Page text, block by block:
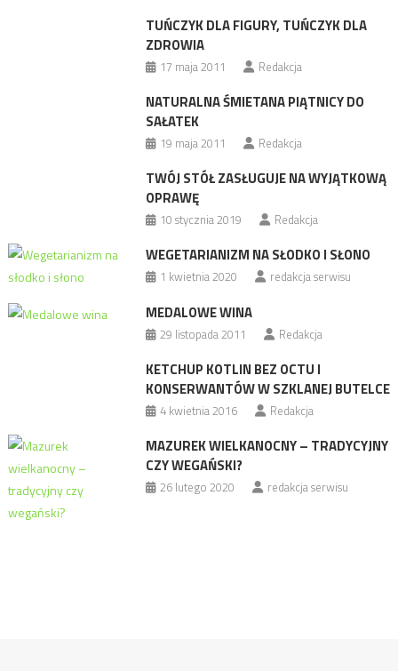
TUŃCZYK DLA FIGURY, TUŃCZYK DLA
ZDROWIA
17 maja 2011 Redakcja
NATURALNA ŚMIETANA PIĄTNICY DO
SAŁATEK
19 maja 2011 Redakcja
TWÓJ STÓŁ ZASŁUGUJE NA WYJĄTKOWĄ
OPRAWĘ
10 stycznia 2019 Redakcja
WEGETARIANIZM NA SŁODKO I SŁONO
1 kwietnia 2020 redakcja serwisu
MEDALOWE WINA
29 listopada 2011 Redakcja
KETCHUP KOTLIN BEZ OCTU I
KONSERWANTÓW W SZKLANEJ BUTELCE
4 kwietnia 2016 Redakcja
MAZUREK WIELKANOCNY – TRADYCYJNY
CZY WEGAŃSKI?
26 lutego 2020 redakcja serwisu